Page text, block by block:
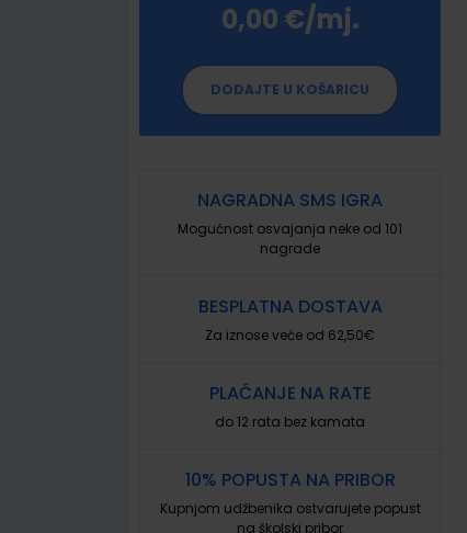
0,00 €/mj.
DODAJTE U KOŠARICU
NAGRADNA SMS IGRA
Mogućnost osvajanja neke od 101
nagrade
BESPLATNA DOSTAVA
Za iznose veće od 62,50€
PLAĆANJE NA RATE
do 12 rata bez kamata
10% POPUSTA NA PRIBOR
Kupnjom udžbenika ostvarujete popust
na školski pribor